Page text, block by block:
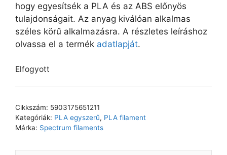
hogy egyesítsék a PLA és az ABS előnyös
tulajdonságait. Az anyag kiválóan alkalmas
széles körű alkalmazásra. A részletes leíráshoz
olvassa el a termék adatlapját.
Elfogyott
Cikkszám: 5903175651211
Kategóriák: PLA egyszerű, PLA filament
Márka: Spectrum filaments